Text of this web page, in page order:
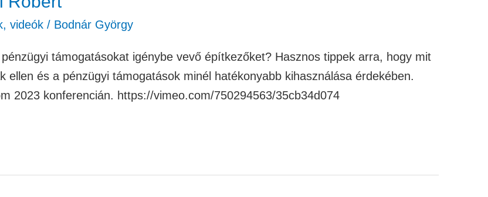
, videók / Bodnár György
támogatásokat igénybe vevő építkezőket? Hasznos tippek arra, hogy mit
és a pénzügyi támogatások minél hatékonyabb kihasználása érdekében.
2023 konferencián. https://vimeo.com/750294563/35cb34d074